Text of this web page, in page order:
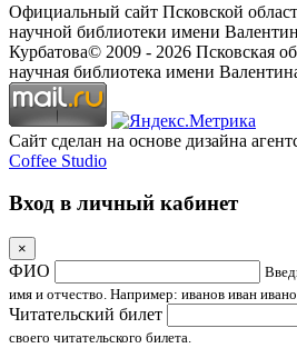
Официальный сайт Псковской
научной библиотеки имени
Курбатова© 2009 - 2026 Псковская
научная библиотека имени
Сайт сделан на основе дизайна
Coffee Studio
Вход в личный кабинет
×
ФИО
имя и отчество. Например: иванов иван
Читательский билет
своего читательского билета.